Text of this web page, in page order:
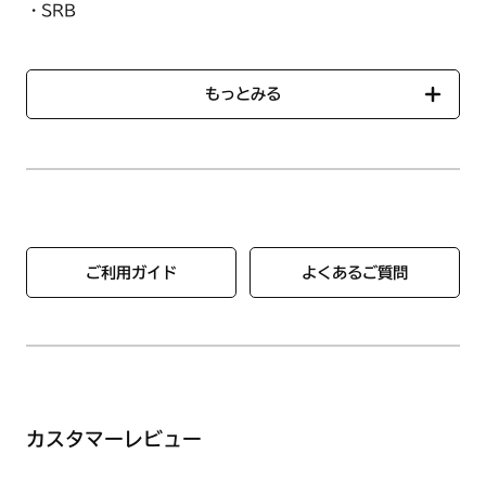
・SRB
・M
・MTA
・MTB
もっとみる
ご利用ガイド よくあるご質問
カスタマーレビュー